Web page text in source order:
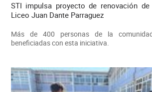
STI impulsa proyecto de renovación
Liceo Juan Dante Parraguez
Más de 400 personas de la
beneficiadas con esta iniciativa.